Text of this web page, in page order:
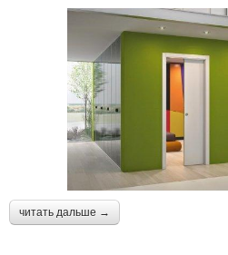
читать дальше →